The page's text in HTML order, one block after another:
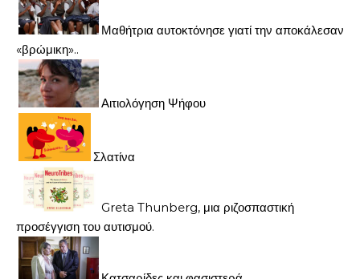
Μαθήτρια αυτοκτόνησε γιατί την αποκάλεσαν
«βρώμικη»..
Αιτιολόγηση Ψήφου
Σλατίνα
Greta Thunberg, μια ριζοσπαστική
προσέγγιση του αυτισμού.